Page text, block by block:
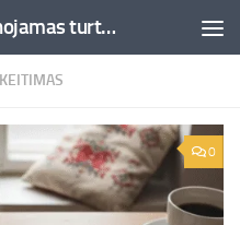
Akcijos, Investavimas, nekilnojamas turtas, kriptovaliutos - Besociai.lt
0